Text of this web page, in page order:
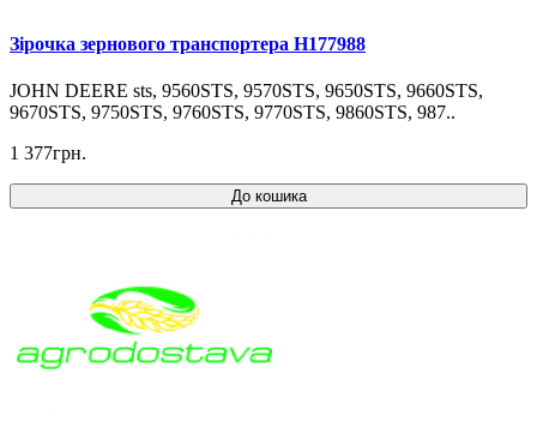
Зірочка зернового транспортера H177988
JOHN DEERE sts, 9560STS, 9570STS, 9650STS, 9660STS,
9670STS, 9750STS, 9760STS, 9770STS, 9860STS, 987..
1 377грн.
До кошика